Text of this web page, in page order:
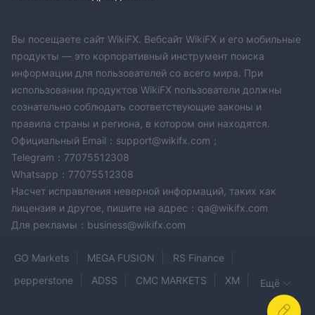
информации об инвестициях. Рекомендуется использовать
ваших инвестиций.
Вы посещаете сайт WikiFX. Вебсайт WikiFX и его мобильные
продукты — это корпоративный инструмент поиска
информации для пользователей со всего мира. При
использовании продуктов WikiFX пользователи должны
сознательно соблюдать соответствующие законы и
правила страны и региона, в котором они находятся.
Официальный Email：support@wikifx.com；
Telegram：77075512308
Whatsapp：77075512308
Насчет исправления неверной информаций, таких как
лицензия и другое, пишите на адрес：qa@wikifx.com
Для рекламы：business@wikifx.com
GO Markets MEGA FUSION
RS Finance
pepperstone
ADSS CMC MARKETS
XM
Ещё